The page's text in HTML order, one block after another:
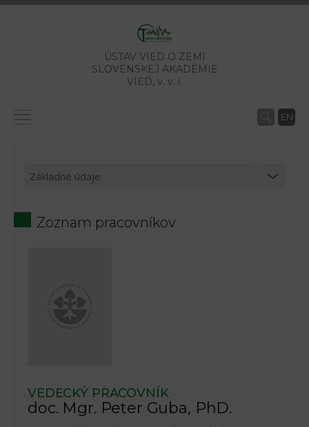
ÚSTAV VIED O ZEMI
SLOVENSKEJ AKADÉMIE
VIED, v. v. i.
EN
Zoznam pracovníkov
VEDECKÝ PRACOVNÍK
doc. Mgr. Peter Guba, PhD.